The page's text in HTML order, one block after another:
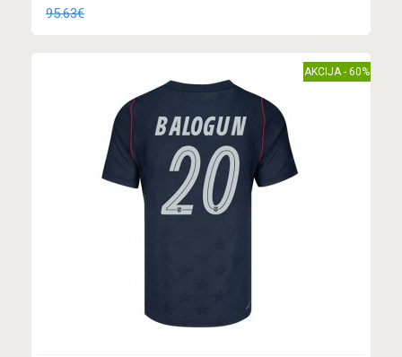
95.63€
AKCIJA - 60%